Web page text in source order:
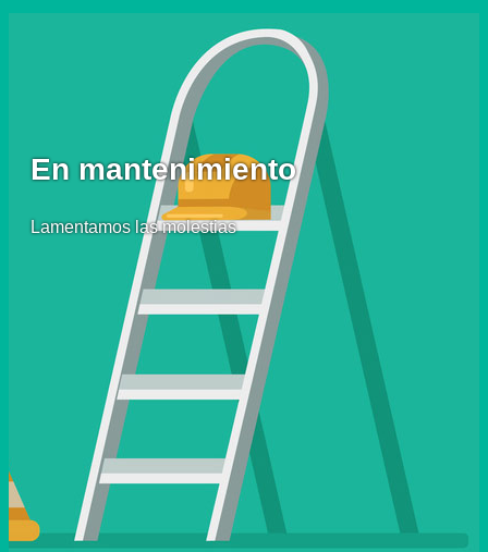
En mantenimiento
Lamentamos las molestias